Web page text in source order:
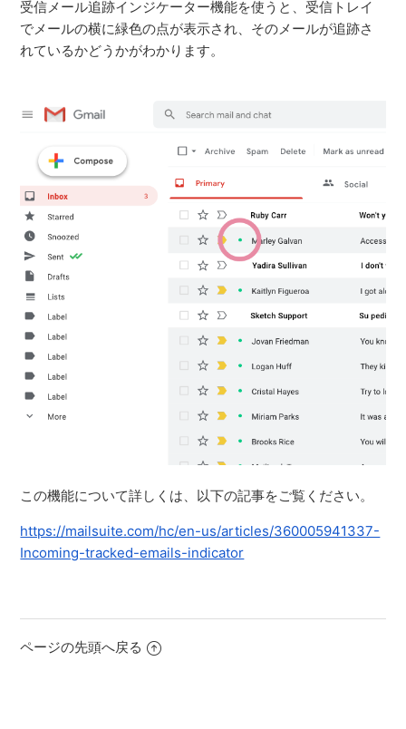
受信メール追跡インジケーター機能を使うと、受信トレイ
でメールの横に緑色の点が表示され、そのメールが追跡さ
れているかどうかがわかります。
この機能について詳しくは、以下の記事をご覧ください。
https://mailsuite.com/hc/en-us/articles/360005941337-
Incoming-tracked-emails-indicator
ページの先頭へ戻る